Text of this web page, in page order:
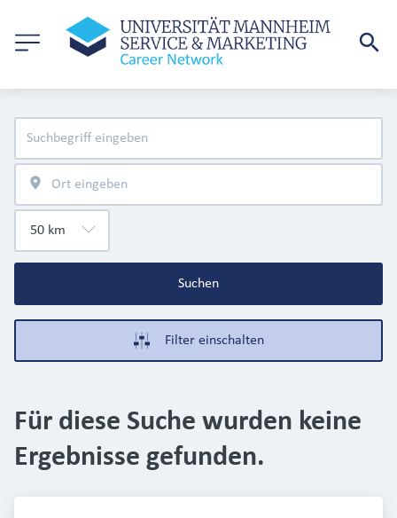
Suchen
Filter einschalten
Für diese Suche wurden keine
Ergebnisse gefunden.